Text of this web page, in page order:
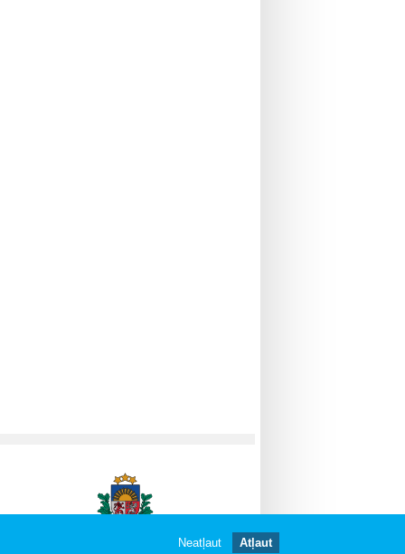
Neatļaut Atļaut